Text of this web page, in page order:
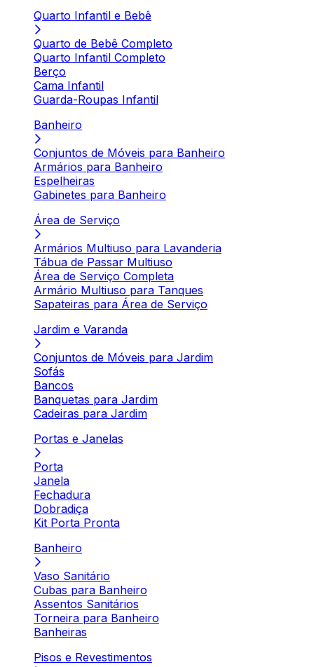
Quarto Infantil e Bebê
Quarto de Bebê Completo
Quarto Infantil Completo
Berço
Cama Infantil
Guarda-Roupas Infantil
Banheiro
Conjuntos de Móveis para Banheiro
Armários para Banheiro
Espelheiras
Gabinetes para Banheiro
Área de Serviço
Armários Multiuso para Lavanderia
Tábua de Passar Multiuso
Área de Serviço Completa
Armário Multiuso para Tanques
Sapateiras para Área de Serviço
Jardim e Varanda
Conjuntos de Móveis para Jardim
Sofás
Bancos
Banquetas para Jardim
Cadeiras para Jardim
Portas e Janelas
Porta
Janela
Fechadura
Dobradiça
Kit Porta Pronta
Banheiro
Vaso Sanitário
Cubas para Banheiro
Assentos Sanitários
Torneira para Banheiro
Banheiras
Pisos e Revestimentos